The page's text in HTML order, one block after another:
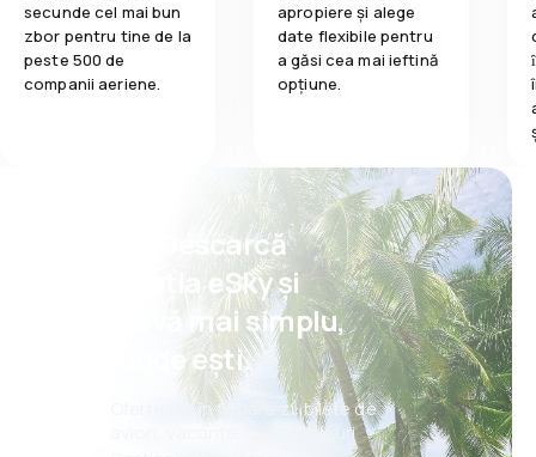
secunde cel mai bun
zbor pentru tine de la
peste 500 de
companii aeriene.
apropiere și alege
date flexibile pentru
a găsi cea mai ieftină
opțiune.
Psst! Descarcă
aplicația eSky și
rezervă mai simplu,
oriunde ești.
Oferte noi în fiecare zi: bilete de
avion, vacanțe, city break-uri